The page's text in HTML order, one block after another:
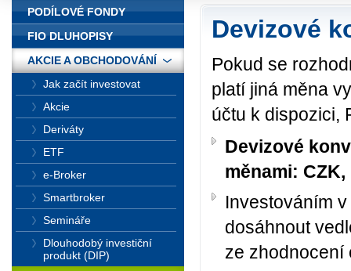
Devizové
Pokud se
platí jiná měna
účtu k dispozici,
Devizové
měnami: CZK,
Investováním
dosáhnout
ze zhodnocení
PODÍLOVÉ FONDY
FIO DLUHOPISY
AKCIE A OBCHODOVÁNÍ
Jak začít investovat
Akcie
Deriváty
ETF
e-Broker
Smartbroker
Semináře
Dlouhodobý investiční
produkt (DIP)